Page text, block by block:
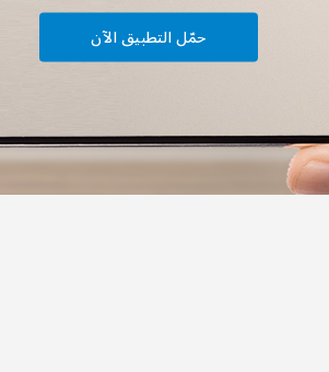
حمّل التطبيق الآن